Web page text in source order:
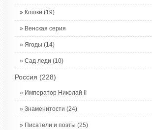
Кошки (19)
Венская серия
Ягоды (14)
Сад леди (10)
Россия (228)
Император Николай II
Знаменитости (24)
Писатели и поэты (25)